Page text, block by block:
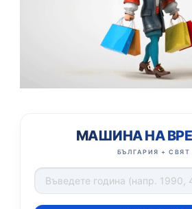
МАШИНА НА
БЪЛГАРИЯ + СВЯТ